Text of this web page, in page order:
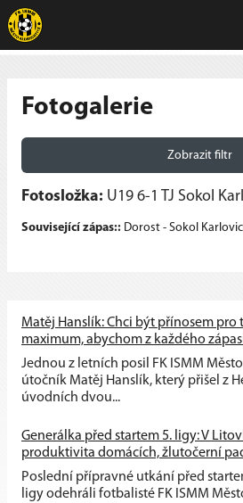
Fotogalerie
Zobrazit filtr
Fotosložka: U19 6-1 TJ Sokol
Související zápas:: Dorost - Sokol
Matěj Hanslík: Chci být přínosem pro
maximum, abychom z každého
Jednou z letních posil FK ISMM
útočník Matěj Hanslík, který přišel z
úvodních dvou...
Generálka před startem 5. ligy: V
produktivita domácích, žlutočerní
Poslední přípravné utkání před
ligy odehráli fotbalisté FK ISMM